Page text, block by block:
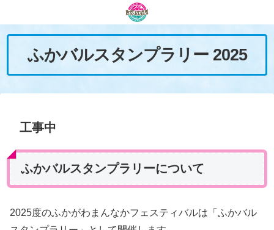
ふかバルスタンプラリー 2025
工事中
ふかバルスタンプラリーについて
2025度のふかがわまんなかフェスティバルは「ふかバル